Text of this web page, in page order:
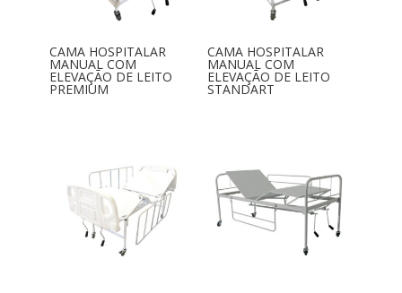
CAMA HOSPITALAR
MANUAL COM
ELEVAÇÃO DE LEITO
PREMIUM
CAMA HOSPITALAR
MANUAL COM
ELEVAÇÃO DE LEITO
STANDART